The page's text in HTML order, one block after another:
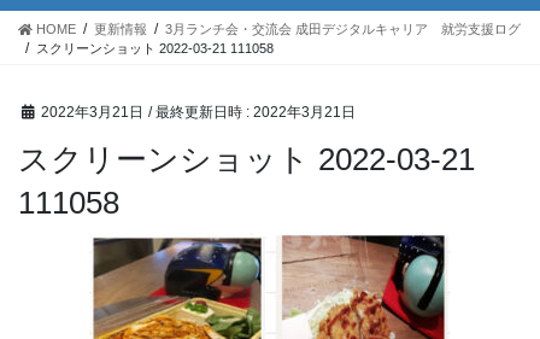
HOME 更新情報
3月ランチ会・交流会 成田デジタルキャリア 就労支援ログ
スクリーンショット 2022-03-21 111058
2022年3月21日 / 最終更新日時 : 2022年3月21日
スクリーンショット 2022-03-21
111058